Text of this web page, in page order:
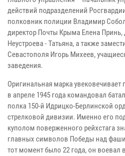
действий подразделений
полковник полиции Владимир
директор Почты Крыма Елена Принь,
Неустроева - Татьяна, а также
Севастополя Игорь Михеев,
заведения.
Оригинальная марка
в апреле 1945 года командовал
полка 150-й Идрицко-Берлинской
стрелковой дивизии. Именно его
куполом поверженного рейхстага
главных символов Победы над
тот момент было 22 года, он воевал